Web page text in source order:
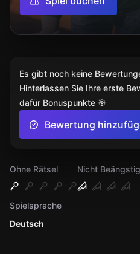
Ohne Rätsel
Nicht
Deutsch
Spielsprache
Es gibt noch keine
Hinterlassen Sie Ihre erste
dafür Bonuspunkte 🎯
Bewertung